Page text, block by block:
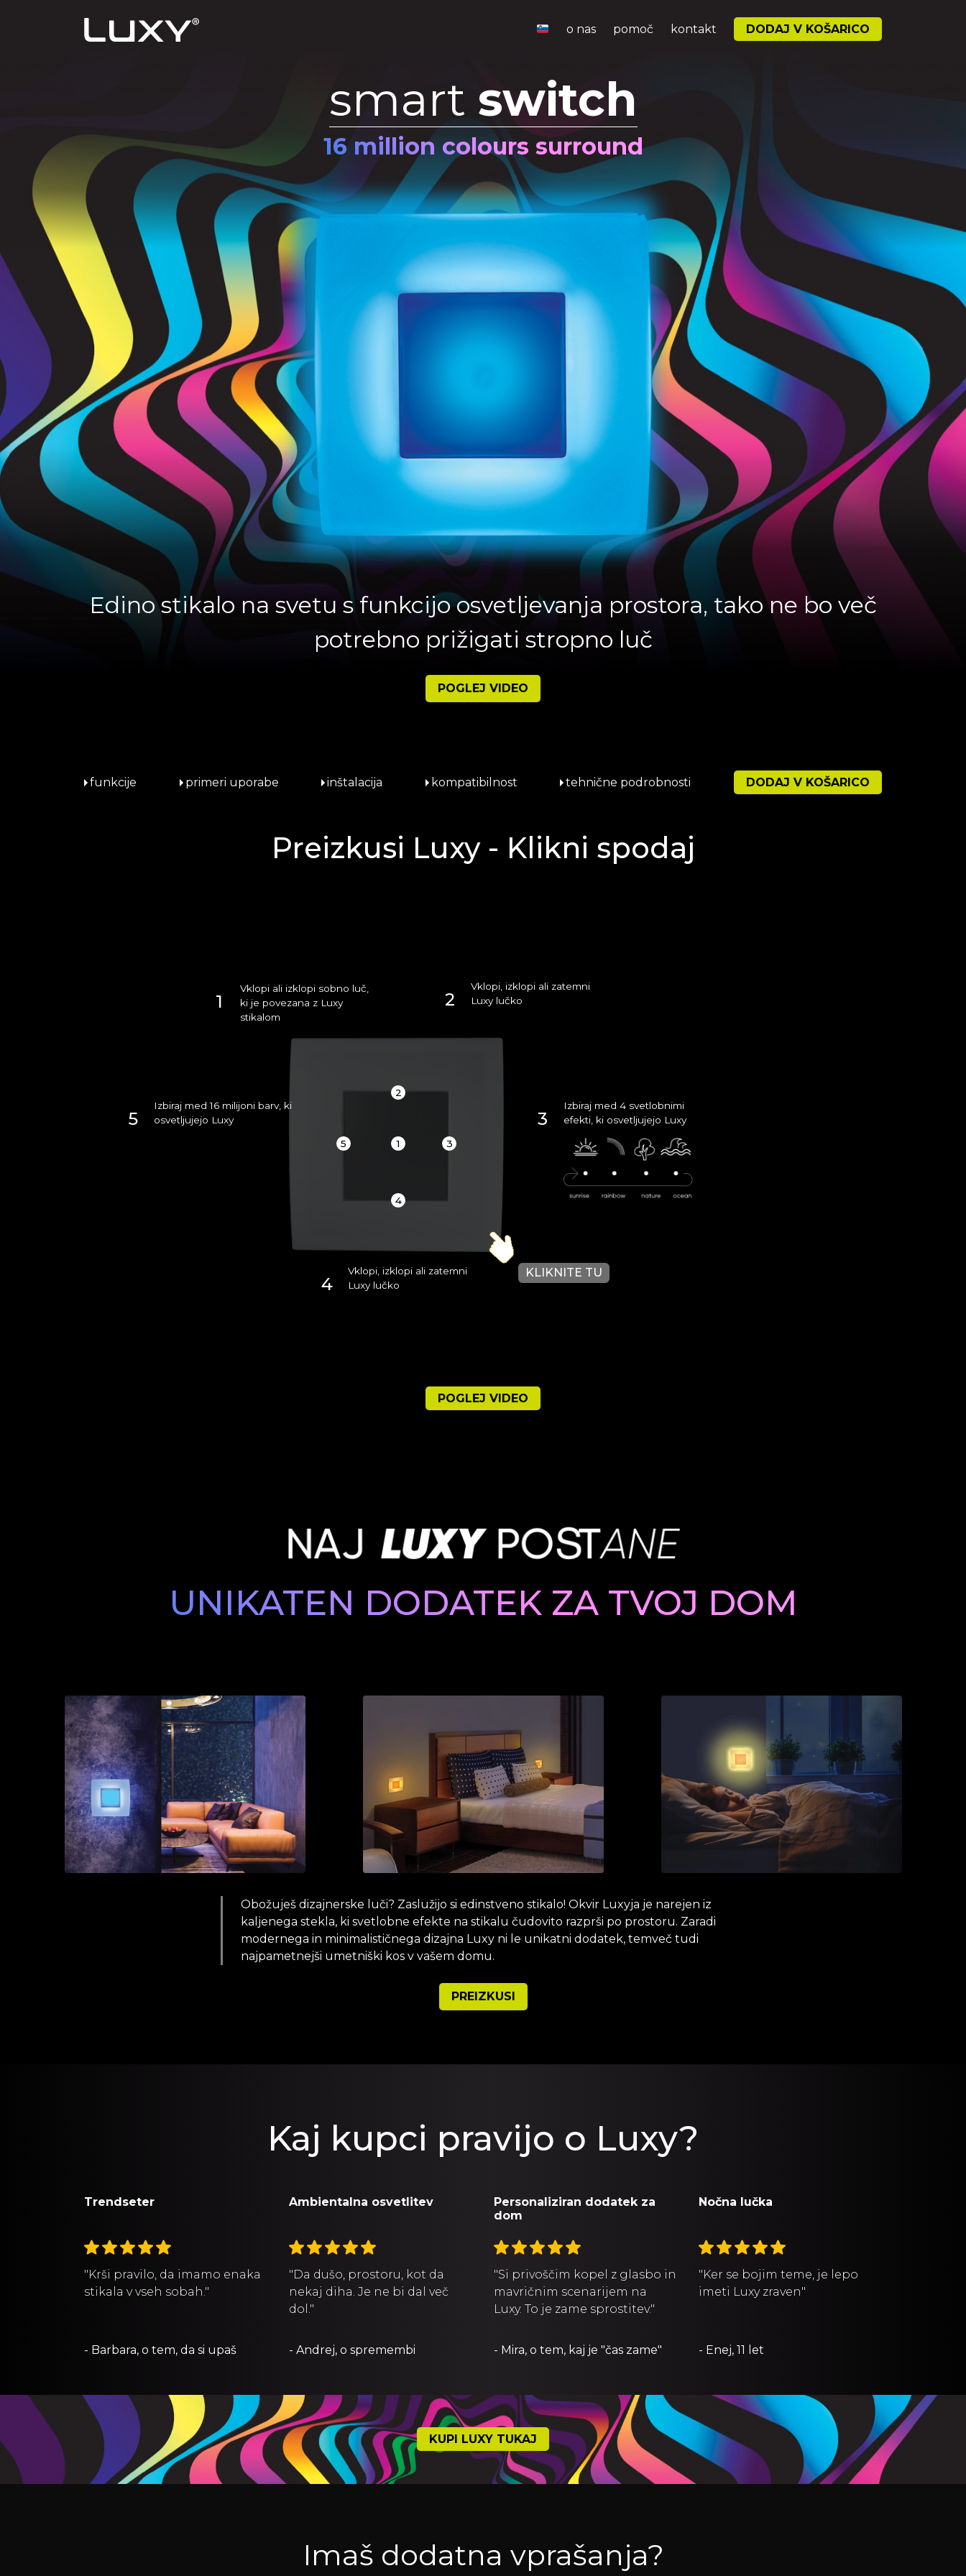
o nas pomoč kontakt DODAJ V KOŠARICO
smart switch
16 million colours surround
Edino stikalo na svetu s funkcijo osvetljevanja prostora, tako ne bo več
potrebno prižigati stropno luč
POGLEJ VIDEO
funkcije primeri uporabe inštalacija kompatibilnost tehnične podrobnosti DODAJ V KOŠARICO
Preizkusi Luxy - Klikni spodaj
KLIKNITE TU
1
2
3
4
5
1
Vklopi ali izklopi sobno luč,
ki je povezana z Luxy
stikalom
2
Vklopi, izklopi ali zatemni
Luxy lučko
3
Izbiraj med 4 svetlobnimi
efekti, ki osvetljujejo Luxy
4
Vklopi, izklopi ali zatemni
Luxy lučko
5
Izbiraj med 16 milijoni barv, ki
osvetljujejo Luxy
POGLEJ VIDEO
UNIKATEN DODATEK ZA TVOJ DOM
Obožuješ dizajnerske luči? Zaslužijo si edinstveno stikalo! Okvir Luxyja je narejen iz
kaljenega stekla, ki svetlobne efekte na stikalu čudovito razprši po prostoru. Zaradi
modernega in minimalističnega dizajna Luxy ni le unikatni dodatek, temveč tudi
najpametnejši umetniški kos v vašem domu.
PREIZKUSI
Kaj kupci pravijo o Luxy?
Trendseter
"Krši pravilo, da imamo enaka
stikala v vseh sobah."
- Barbara, o tem, da si upaš
Ambientalna osvetlitev
"Da dušo, prostoru, kot da
nekaj diha. Je ne bi dal več
dol."
- Andrej, o spremembi
Personaliziran dodatek za
dom
"Si privoščim kopel z glasbo in
mavričnim scenarijem na
Luxy. To je zame sprostitev."
- Mira, o tem, kaj je "čas zame"
Nočna lučka
"Ker se bojim teme, je lepo
imeti Luxy zraven"
- Enej, 11 let
KUPI LUXY TUKAJ
Imaš dodatna vprašanja?